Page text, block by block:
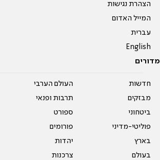
הצהרת נגישות
המייל האדום
עברית
English
מדורים
חדשות
מבזקים
ביטחוני
פוליטי-מדיני
בארץ
בעולם
העולם הערבי
תרבות ופנאי
ספורט
פורומים
יהדות
צרכנות